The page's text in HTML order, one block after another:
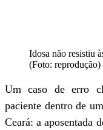
Idosa não resistiu
(Foto: reprodução)
Um caso de erro
paciente dentro de
Ceará: a aposentada